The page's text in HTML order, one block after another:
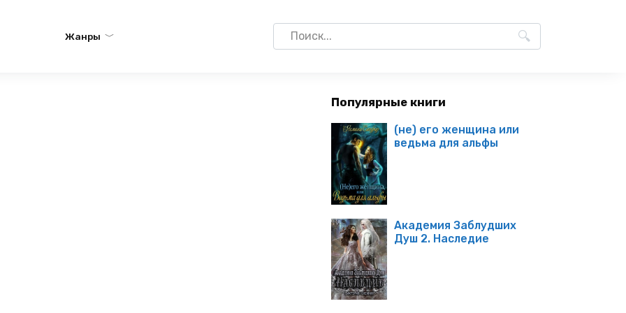
Жанры
Search
for:
Популярные книги
(не) его женщина или
ведьма для альфы
Академия Заблудших
Душ 2. Наследие